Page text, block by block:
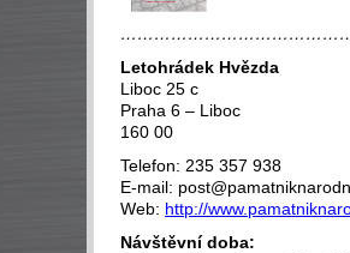
Letohrádek Hvězda
Liboc 25 c
Praha 6 – Liboc
160 00
Telefon: 235 357 938
E-mail:
Web: http://
Návštěvní doba: